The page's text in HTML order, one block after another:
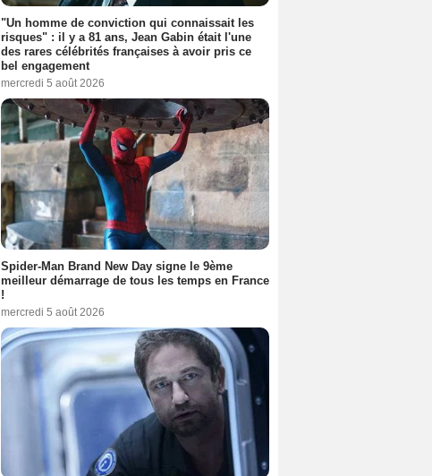
"Un homme de conviction qui connaissait les
risques" : il y a 81 ans, Jean Gabin était l'une
des rares célébrités françaises à avoir pris ce
bel engagement
mercredi 5 août 2026
Spider-Man Brand New Day signe le 9ème
meilleur démarrage de tous les temps en France
!
mercredi 5 août 2026